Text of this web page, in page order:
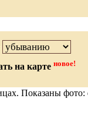
на карте новое!
Показаны фото: